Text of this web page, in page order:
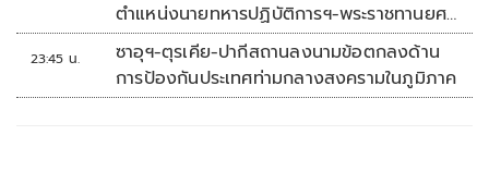
ตำแหน่งนายทหารปฏิบัติการฯ-พระราชทานยศ
'พลตรี'
23:45 น.
ซาอุฯ-ตุรเคีย-ปากีสถานลงนามข้อตกลงด้าน
การป้องกันประเทศท่ามกลางสงครามในภูมิภาค